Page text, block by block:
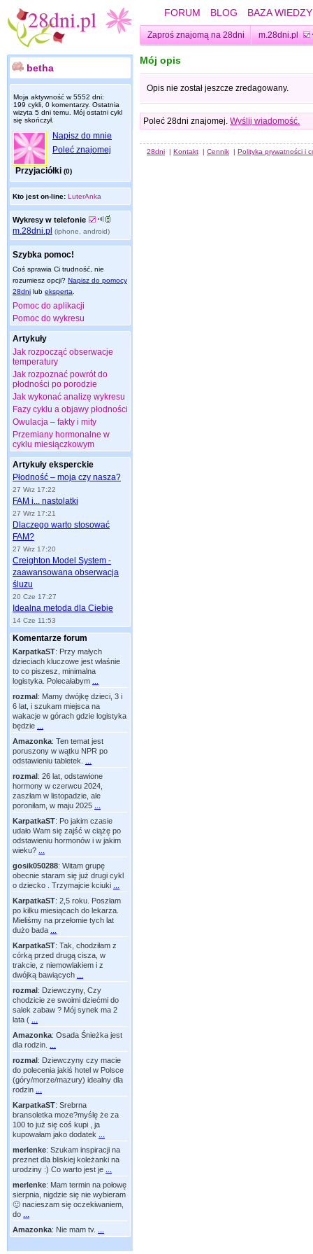
FORUM BLOG BAZA WIEDZY
Zaproś znajomą na 28dni m.28dni.pl
betha
Moja aktywność w 5552 dni:
199 cykli, 0 komentarzy. Ostatnia
wizyta 5 dni temu . Mój ostatni cykl
się skończył.
Napisz do mnie
Poleć znajomej
Przyjaciółki (0)
Kto jest on-line: LuterAnka
Wykresy w telefonie
m.28dni.pl (iphone, android)
Szybka pomoc!
Coś sprawia Ci trudność, nie
rozumiesz opcji? Napisz do pomocy
28dni lub eksperta
Pomoc do aplikacji
Pomoc do wykresu
Artykuły
Jak rozpocząć obserwacje
temperatury
Jak rozpoznać powrót do
płodności po porodzie
Jak wykonać analizę wykresu
Fazy cyklu a objawy płodności
Owulacja – fakty i mity
Przemiany hormonalne w
cyklu miesiączkowym
Artykuły eksperckie
Płodność – moja czy nasza?
27 Wrz 17:22
FAM i... nastolatki
27 Wrz 17:21
Dlaczego warto stosować
FAM?
27 Wrz 17:20
Creighton Model System -
zaawansowana obserwacja
śluzu
20 Cze 17:27
Idealna metoda dla Ciebie
14 Cze 11:53
Komentarze forum
KarpatkaST: Przy małych
dzieciach kluczowe jest właśnie
to co piszesz, minimalna
logistyka. Polecałabym
rozmal: Mamy dwójkę dzieci, 3 i
6 lat, i szukam miejsca na
wakacje w górach gdzie logistyka
będzie
Amazonka: Ten temat jest
poruszony w wątku NPR po
odstawieniu tabletek.
rozmal: 26 lat, odstawione
hormony w czerwcu 2024,
zaszłam w listopadzie, ale
poroniłam, w maju 2025
KarpatkaST: Po jakim czasie
udało Wam się zajść w ciążę po
odstawieniu hormonów i w jakim
wieku?
gosik050288: Witam grupę
obecnie staram się już drugi cykl
o dziecko . Trzymajcie kciuki
KarpatkaST: 2,5 roku. Poszłam
po kilku miesiącach do lekarza.
Mieliśmy na przełomie tych lat
dużo bada
KarpatkaST: Tak, chodziłam z
córką przed drugą cisza, w
trakcie, z niemowlakiem i z
dwójką bawiących
rozmal: Dziewczyny, Czy
chodzicie ze swoimi dziećmi do
salek zabaw ? Mój synek ma 2
lata (
Amazonka: Osada Śnieżka jest
dla rodzin.
rozmal: Dziewczyny czy macie
do polecenia jakiś hotel w Polsce
(góry/morze/mazury) idealny dla
rodzin
KarpatkaST: Srebrna
bransoletka moze?myślę że za
100 to już się coś kupi , ja
kupowałam jako dodatek
merlenke: Szukam inspiracji na
preznet dla bliskiej koleżanki na
urodziny :) Co warto jest je
merlenke: Mam termin na połowę
sierpnia, nigdzie się nie wybieram
🙂 nacieszam się oczekiwaniem,
do
Amazonka: Nie mam tv.
Mój opis
Opis nie został jeszcze zredagowany.
Poleć 28dni znajomej. Wyślij wiadomość.
28dni | Kontakt | Cennik | Polityka prywatności i